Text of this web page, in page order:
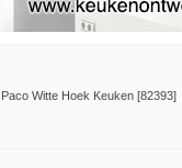
Paco Witte Hoek Keuken [82393]